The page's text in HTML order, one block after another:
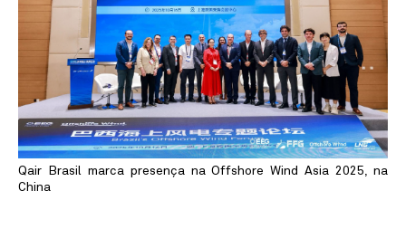
CONTATO
PT EN
Contato
Qair
Brasil
on
Linkedin
Qair
Brasil
on
Instagram
Qair Brasil marca presença na Offshore Wind Asia 2025, na
China